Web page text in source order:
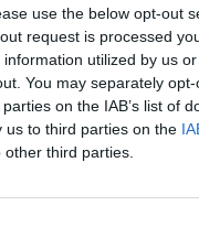
use the below opt-out
request is processed
utilized by us
You may separately
on the IAB’s list of
us to third parties on the
third parties.
PlusFraktplus
Recensioner(0)
en av, om inte favoriten
härskare i